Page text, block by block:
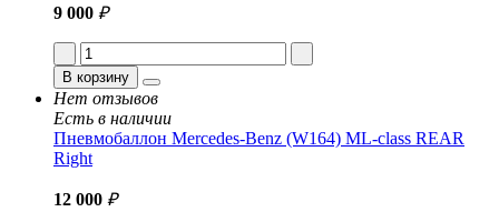
9 000 ₽
В корзину
Нет отзывов
Есть в наличии
Пневмобаллон Mercedes-Benz (W164) ML-class REAR
Right
12 000 ₽